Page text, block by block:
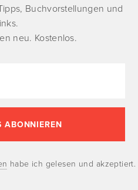
Buchvorstellungen und
neu. Kostenlos.
habe ich gelesen und akzeptiert.